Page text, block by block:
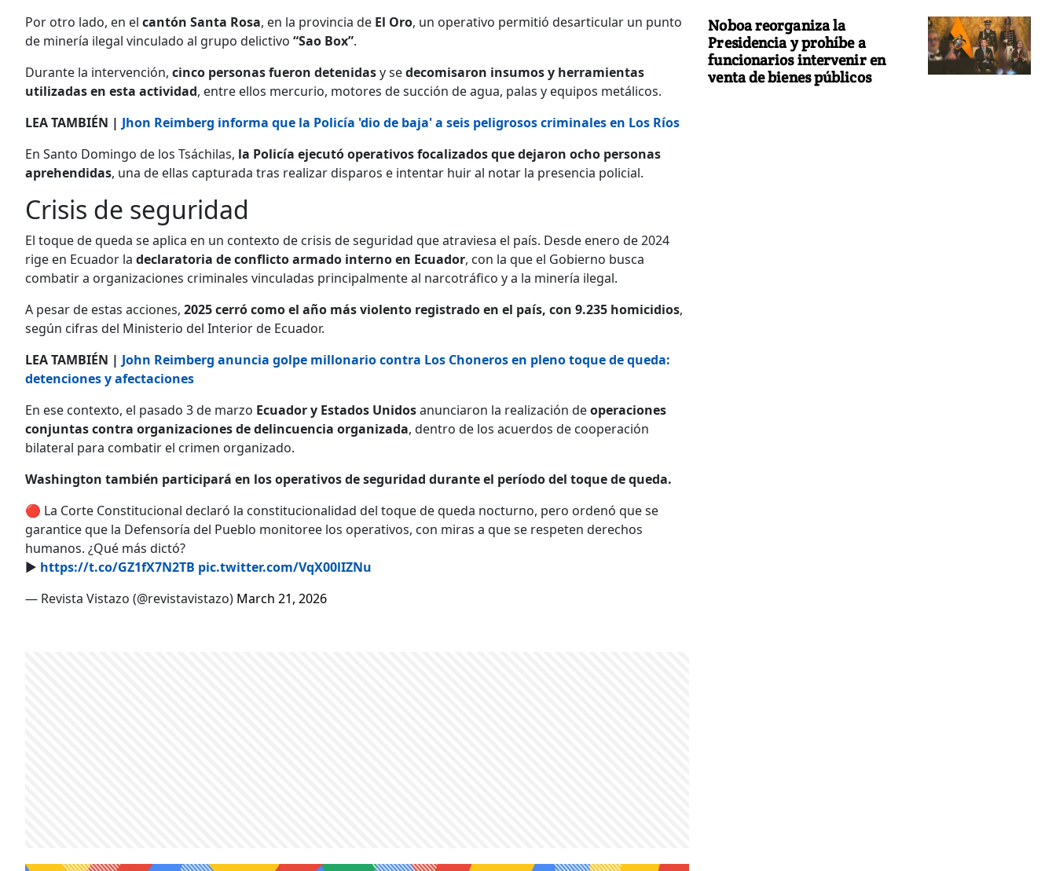
Por otro lado, en el cantón Santa Rosa, en la provincia de El Oro, un operativo permitió desarticular un punto
de minería ilegal vinculado al grupo delictivo “Sao Box”.
Durante la intervención, cinco personas fueron detenidasy sedecomisaron insumos y herramientas
utilizadas en esta actividad, entre ellos mercurio, motores de succión de agua, palas y equipos metálicos.
LEA TAMBIÉN | Jhon Reimberg informa que la Policía 'dio de baja' a seis peligrosos criminales en Los Ríos
En Santo Domingo de los Tsáchilas, la Policía ejecutó operativos focalizados que dejaron ocho personas
aprehendidas, una de ellas capturada tras realizar disparos e intentar huir al notar la presencia policial.
Crisis de seguridad
El toque de queda se aplica en un contexto de crisis de seguridad que atraviesa el país. Desde enero de 2024
rige en Ecuador la declaratoria de conflicto armado interno en Ecuador, con la que el Gobierno busca
combatir a organizaciones criminales vinculadas principalmente al narcotráfico y a la minería ilegal.
A pesar de estas acciones, 2025 cerró como el año más violento registrado en el país, con 9.235 homicidios,
según cifras del Ministerio del Interior de Ecuador.
LEA TAMBIÉN | John Reimberg anuncia golpe millonario contra Los Choneros en pleno toque de queda:
detenciones y afectaciones
En ese contexto, el pasado 3 de marzo Ecuador y Estados Unidosanunciaron la realización deoperaciones
conjuntas contra organizaciones de delincuencia organizada, dentro de los acuerdos de cooperación
bilateral para combatir el crimen organizado.
Washington también participará en los operativos de seguridad durante el período del toque de queda.
🔴 La Corte Constitucional declaró la constitucionalidad del toque de queda nocturno, pero ordenó que se
garantice que la Defensoría del Pueblo monitoree los operativos, con miras a que se respeten derechos
humanos. ¿Qué más dictó?
▶️ https://t.co/GZ1fX7N2TB pic.twitter.com/VqX00lIZNu
— Revista Vistazo (@revistavistazo) March 21, 2026
Noboa reorganiza la
Presidencia y prohíbe a
funcionarios intervenir en
venta de bienes públicos